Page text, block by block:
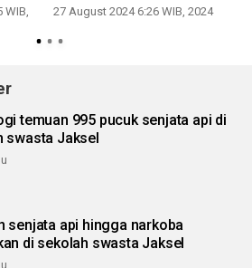
WIB,
27 August 2024 6:26 WIB, 2024
temuan 995 pucuk senjata api di
swasta Jaksel
senjata api hingga narkoba
di sekolah swasta Jaksel